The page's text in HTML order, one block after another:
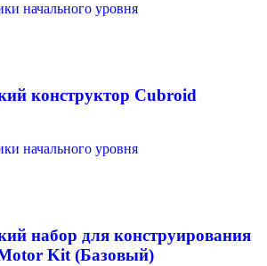
начального уровня
конструктор Cubroid
начального уровня
набор для конструирования
Kit (Базовый)